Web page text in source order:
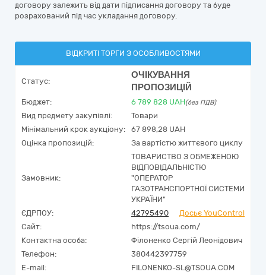
договору залежить від дати підписання договору та буде
розрахований під час укладання договору.
ВІДКРИТІ ТОРГИ З ОСОБЛИВОСТЯМИ
Статус:
ОЧІКУВАННЯ
ПРОПОЗИЦІЙ
Бюджет: 6 789 828 UAH(без ПДВ)
Вид предмету закупівлі:
Товари
Мінімальний крок аукціону:
67 898,28 UAH
Оцінка пропозицій:
За вартістю життєвого циклу
Замовник:
ТОВАРИСТВО З ОБМЕЖЕНОЮ
ВІДПОВІДАЛЬНІСТЮ
"ОПЕРАТОР
ГАЗОТРАНСПОРТНОЇ СИСТЕМИ
УКРАЇНИ"
ЄДРПОУ:
42795490
Досьє YouControl
Сайт:
https://tsoua.com/
Контактна особа:
Філоненко Сергій Леонідович
Телефон:
380442397759
E-mail:
FILONENKO-SL@TSOUA.COM